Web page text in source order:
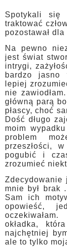
Spotykali się
traktować
pozostawał
Na pewno
jest świat
intrygi,
bardzo jasno
lepiej
nie
główną parą
płascy, choć
Dość długo
moim
problem
przeszłości,
pogubić i
zrozumieć
Zdecydowanie
mnie był brak
Sam ich
opowieść,
okładka,
najchętniej
ale to tylko